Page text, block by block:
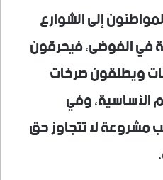
إلى الشوارع
في الفوضى، فيحرقون
ويطلقون صرخات
وفي
مشروعة لا تتجاوز حق